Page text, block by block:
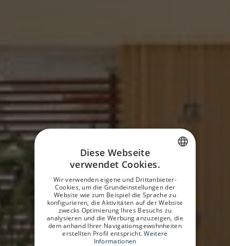
SPANISH
GERMAN
ENGLISH
Diese Webseite
verwendet Cookies.
Wir verwenden eigene und Drittanbieter-
Cookies, um die Grundeinstellungen der
Website wie zum Beispiel die Sprache zu
konfigurieren, die Aktivitäten auf der Website
zwecks Optimierung Ihres Besuchs zu
analysieren und die Werbung anzuzeigen, die
dem anhand Ihrer Navigationsgewohnheiten
erstellten Profil entspricht. Weitere
Informationen